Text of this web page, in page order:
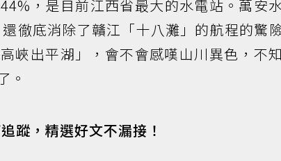
，是目前江西省最大的水電站。萬安
徹底消除了贛江「十八灘」的航程的驚
峽出平湖」，會不會感嘆山川異色，不
。
蹤，精選好文不漏接！